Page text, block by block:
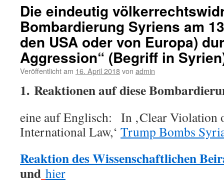
Die eindeutig
Bombardierung Syriens am
den USA oder von Europa)
Aggression“ (Begriff in
Veröffentlicht am 16. April 2018von admin
1. Reaktionen auf diese
eine auf Englisch: In ‚Clear Violation
International Law,‘ Trump Bombs
Reaktion des Wissenschaftlichen
und hier